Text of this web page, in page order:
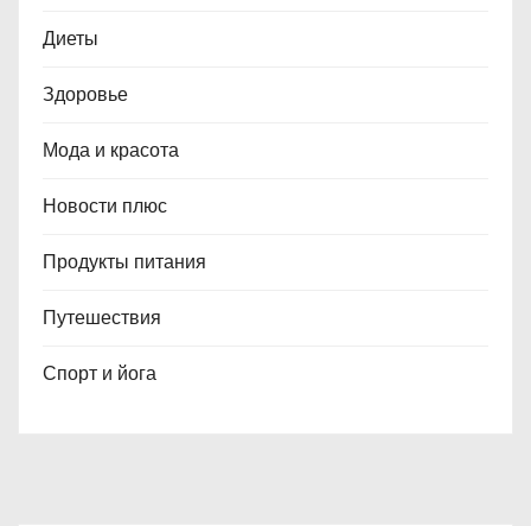
Диеты
Здоровье
Мода и красота
Новости плюс
Продукты питания
Путешествия
Спорт и йога